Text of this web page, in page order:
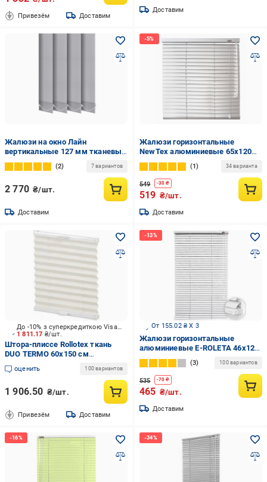
Привезём Доставим
Доставим
Жалюзи на окно Лайн
вертикальные 127 мм тканевые
200х190 см Серый
2 7 вариантов
2 770 ₴/шт.
Доставим
Жалюзи горизонтальные
NewTex алюминиевые 65х120
см Белый
1 34 варианта
549 -30 ₴
519 ₴/шт.
Доставим
1 811.17 ₴/шт.
До -10% з суперкредиткою Visa Вигода
Штора-плиссе Rollotex ткань
DUO TERMO 60х150 см
Ванильный
оценить 100 вариантов
1 906.50 ₴/шт.
Привезём Доставим
От 155.02 ₴ X 3
Жалюзи горизонтальные
алюминиевые E-ROLETA 46х125
см Белый (451-46-125)
3 100 вариантов
535 -70 ₴
465 ₴/шт.
Доставим